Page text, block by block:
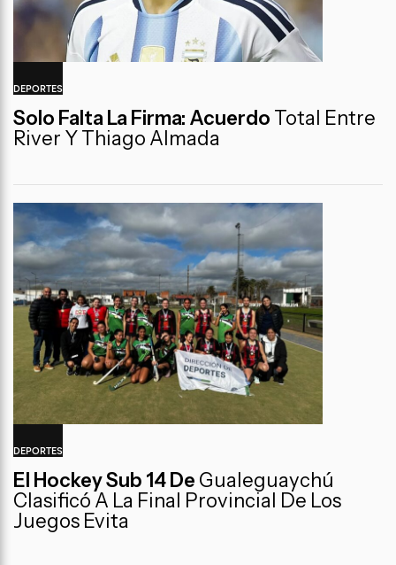
DEPORTES
Solo Falta La Firma: Acuerdo Total Entre
River Y Thiago Almada
DEPORTES
El Hockey Sub 14 De Gualeguaychú
Clasificó A La Final Provincial De Los
Juegos Evita